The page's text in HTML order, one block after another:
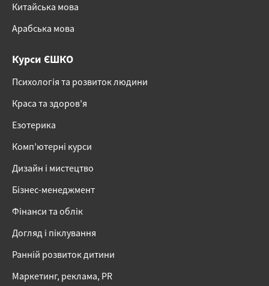
Китайська мова
Арабська мова
Курси ЄШКО
Психологія та розвиток людини
Краса та здоров’я
Езотерика
Комп’ютерні курси
Дизайн і мистецтво
Бізнес-менеджмент
Фінанси та облік
Догляд і піклування
Ранній розвиток дитини
Маркетинг, реклама, PR